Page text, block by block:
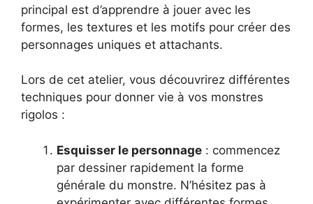
principal est d’apprendre à jouer avec les
formes, les textures et les motifs pour créer des
personnages uniques et attachants.
Lors de cet atelier, vous découvrirez différentes
techniques pour donner vie à vos monstres
rigolos :
Esquisser le personnage : commencez
par dessiner rapidement la forme
générale du monstre. N’hésitez pas à